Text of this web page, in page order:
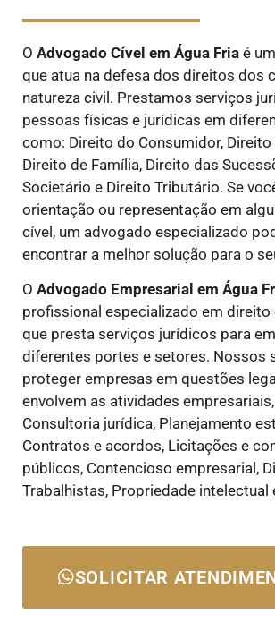
O Advogado Cível em Água Fria é
que atua na defesa dos direitos dos
natureza civil. Prestamos serviços
pessoas físicas e jurídicas em
como: Direito do Consumidor,
Direito de Família, Direito das
Societário e Direito Tributário. Se
orientação ou representação em
cível, um advogado especializado
encontrar a melhor solução para o
O Advogado Empresarial em Água
profissional especializado em direito
que presta serviços jurídicos para
diferentes portes e setores. Nossos
proteger empresas em questões
envolvem as atividades
Consultoria jurídica, Planejamento
Contratos e acordos, Licitações e
públicos, Contencioso empresarial,
Trabalhistas, Propriedade intelectual
SOLICITAR